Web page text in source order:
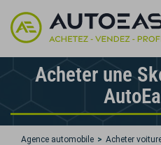
Acheter une
Agence automobile Acheter